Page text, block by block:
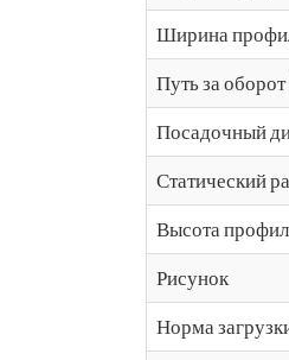
Ширина
Путь за
Посадочный
Статический
Высота
Рисунок
Норма